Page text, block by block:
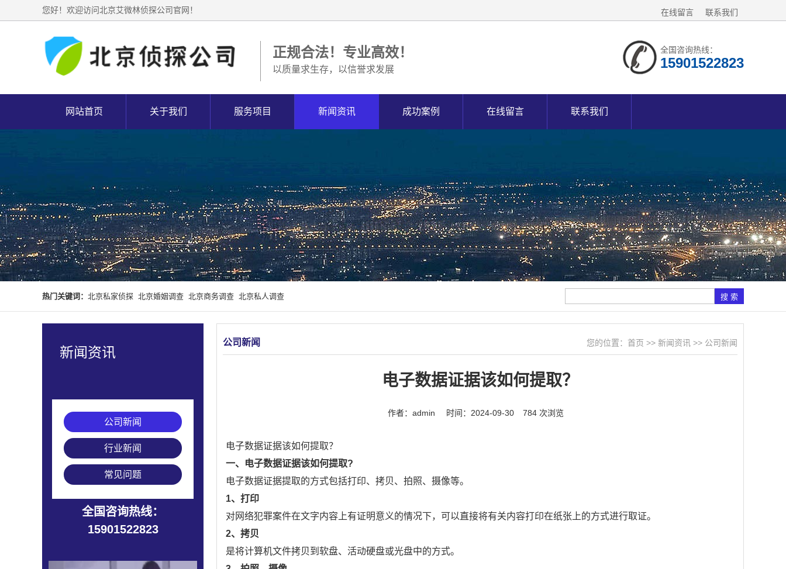
您好！欢迎访问北京艾微林侦探公司官网！ 在线留言 联系我们
正规合法！专业高效！
以质量求生存，以信誉求发展
全国咨询热线：
15901522823
网站首页 关于我们 服务项目 新闻资讯 成功案例 在线留言 联系我们
热门关键词： 北京私家侦探 北京婚姻调查 北京商务调查 北京私人调查
新闻资讯
公司新闻
行业新闻
常见问题
全国咨询热线：
15901522823
公司新闻 您的位置： 首页 >> 新闻资讯 >> 公司新闻
电子数据证据该如何提取？
作者：admin 时间：2024-09-30 784 次浏览
电子数据证据该如何提取？
一、电子数据证据该如何提取?
电子数据证据提取的方式包括打印、拷贝、拍照、摄像等。
1、打印
对网络犯罪案件在文字内容上有证明意义的情况下，可以直接将有关内容打印在纸张上的方式进行取证。
2、拷贝
是将计算机文件拷贝到软盘、活动硬盘或光盘中的方式。